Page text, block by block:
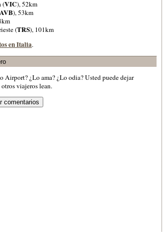
(VIC), 52km
AVB), 53km
(TRS), 101km
en Italia.
Airport? ¿Lo ama? ¿Lo odia? Usted puede dejar
viajeros lean.